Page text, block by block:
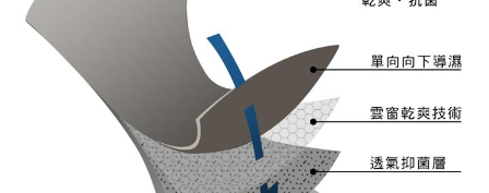
【注意事項】
１．透過由恩沛科技股份有限公司提供之「AFTEE先享後付」服務完成之交
易，需依本服務之必要範圍內提供個人資料，並將交易相關給付款項請求債
權轉讓予恩沛科技股份有限公司。
２．關於個人資料處理事宜，請瀏覽以下網址：
https://aftee.tw/terms/#terms3
３．未成年的使用者請事先徵得法定代理人或監護人之同意方可使用
「AFTEE先享後付」，若未經同意申辦者引起之損失，本公司不負相關責
黑貓宅急便
每筆NT$80，滿NT$899(含以上)免運費